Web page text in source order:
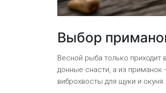
Выбор
Весной рыба только
донные снасти, а из
виброхвосты для щуки и